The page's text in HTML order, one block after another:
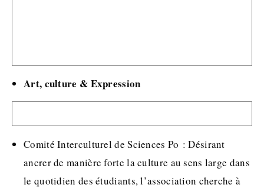
Art, culture & Expression
Comité Interculturel de Sciences Po : Désirant
ancrer de manière forte la culture au sens large dans
le quotidien des étudiants, l’association cherche à